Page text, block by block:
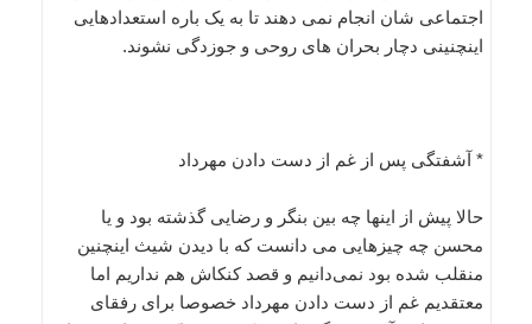
اجتماعی شان انجام نمی دهند تا به یک باره استعدادهایی
اینچنینی دچار بحران های روحی و جوزدگی نشوند.
* آشفتگی پس از غم از دست دادن مهرداد
حالا پیش از اینها چه بین بنگر و رضایی گذشته بود و یا
محسن چه چیزهایی می دانست که با دیدن شیث اینچنین
منقلب شده بود نمی‌دانیم و قصد کنکاش هم نداریم اما
معتقدیم غم از دست دادن مهرداد خصوصا برای رفقای